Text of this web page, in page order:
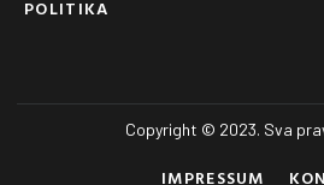
POLITIKA
Copyright © 2023. Sva
IMPRESSUM